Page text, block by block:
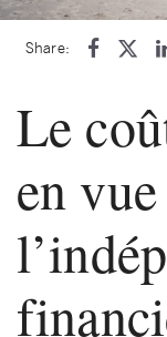
Share:
Le
en